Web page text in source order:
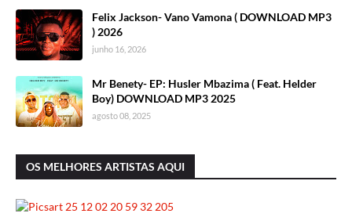
Felix Jackson- Vano Vamona ( DOWNLOAD MP3
) 2026
junho 16, 2026
Mr Benety- EP: Husler Mbazima ( Feat. Helder
Boy) DOWNLOAD MP3 2025
agosto 08, 2025
OS MELHORES ARTISTAS AQUI